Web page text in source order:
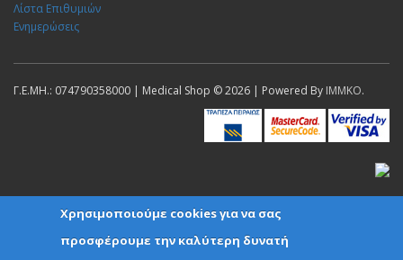
Λίστα Επιθυμιών
Ενημερώσεις
Γ.Ε.ΜΗ.: 074790358000 | Medical Shop © 2026 | Powered By IMMKO.
Χρησιμοποιούμε cookies για να σας
προσφέρουμε την καλύτερη δυνατή